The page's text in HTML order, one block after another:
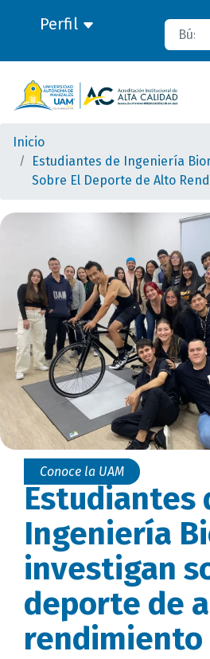
Perfil Buscar
Inicio
Estudiantes de Ingeniería
Sobre El Deporte de Alto
Conoce la UAM
Estudiantes
Ingeniería
investigan
deporte de
rendimiento